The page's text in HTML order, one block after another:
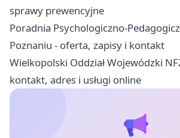
sprawy prewencyjne
Poradnia Psychologiczno-
Poznaniu - oferta, zapisy i kontakt
Wielkopolski Oddział Wojewódzki
kontakt, adres i usługi online